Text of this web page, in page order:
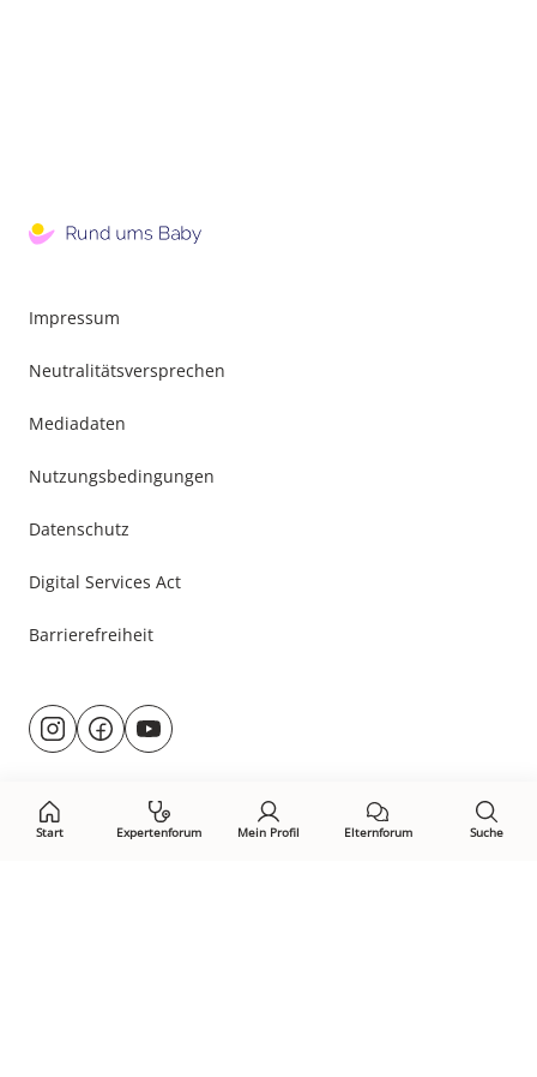
Start Expertenforum Mein Profil Elternforum Suche
Impressum
Neutralitätsversprechen
Mediadaten
Nutzungsbedingungen
Datenschutz
Digital Services Act
Barrierefreiheit
Besuche
uns@rund.ums.baby
facebook.com/rundumsbaby.de
youtube.com/@rundumsbaby_